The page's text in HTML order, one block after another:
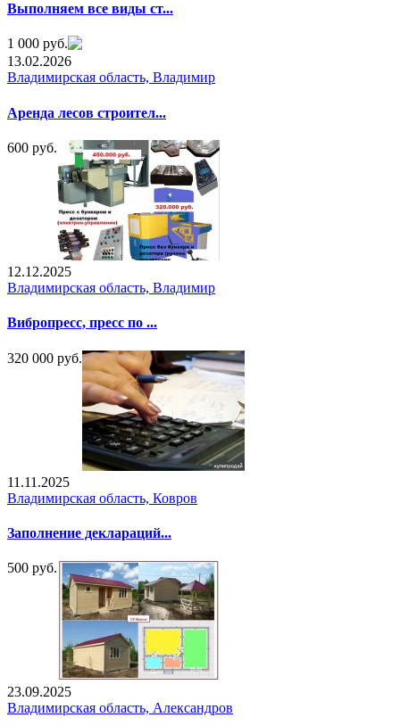
Выполняем все виды ст...
1 000 руб.
13.02.2026
Владимирская область, Владимир
Аренда лесов строител...
600 руб.
12.12.2025
Владимирская область, Владимир
Вибропресс, пресс по ...
320 000 руб.
11.11.2025
Владимирская область, Ковров
Заполнение деклараций...
500 руб.
23.09.2025
Владимирская область, Александров